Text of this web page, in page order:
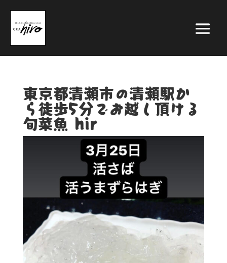
東京都清瀬市の清瀬駅か
ら徒歩5分でお越し頂ける
旬菜魚 hir